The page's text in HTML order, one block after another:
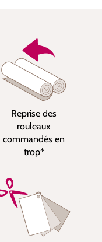
Reprise des
rouleaux
commandés en
trop*